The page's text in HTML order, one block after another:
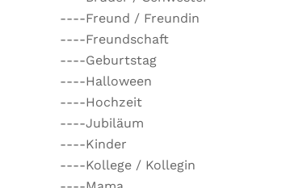
----Freund / Freundin
----Freundschaft
----Geburtstag
----Halloween
----Hochzeit
----Jubiläum
----Kinder
----Kollege / Kollegin